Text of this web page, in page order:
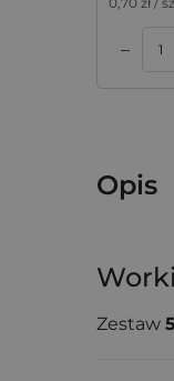
–
Opis
Zestaw